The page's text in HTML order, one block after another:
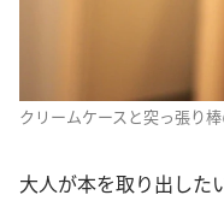
クリームケースと突っ張り
大人が本を取り出した